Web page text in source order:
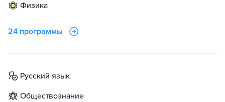
физика
24 программы
русский язык
обществознание